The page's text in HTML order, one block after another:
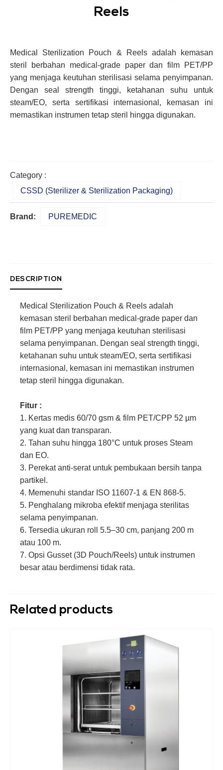
Reels
Medical Sterilization Pouch & Reels adalah kemasan
steril berbahan medical-grade paper dan film PET/PP
yang menjaga keutuhan sterilisasi selama penyimpanan.
Dengan seal strength tinggi, ketahanan suhu untuk
steam/EO, serta sertifikasi internasional, kemasan ini
memastikan instrumen tetap steril hingga digunakan.
Category :
CSSD (Sterilizer & Sterilization Packaging)
Brand: PUREMEDIC
DESCRIPTION
Medical Sterilization Pouch & Reels adalah
kemasan steril berbahan medical-grade paper dan
film PET/PP yang menjaga keutuhan sterilisasi
selama penyimpanan. Dengan seal strength tinggi,
ketahanan suhu untuk steam/EO, serta sertifikasi
internasional, kemasan ini memastikan instrumen
tetap steril hingga digunakan.
Fitur :
1. Kertas medis 60/70 gsm & film PET/CPP 52 µm
yang kuat dan transparan.
2. Tahan suhu hingga 180°C untuk proses Steam
dan EO.
3. Perekat anti-serat untuk pembukaan bersih tanpa
partikel.
4. Memenuhi standar ISO 11607-1 & EN 868-5.
5. Penghalang mikroba efektif menjaga sterilitas
selama penyimpanan.
6. Tersedia ukuran roll 5.5–30 cm, panjang 200 m
atau 100 m.
7. Opsi Gusset (3D Pouch/Reels) untuk instrumen
besar atau berdimensi tidak rata.
Related products